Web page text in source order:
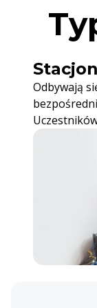
Odbywają